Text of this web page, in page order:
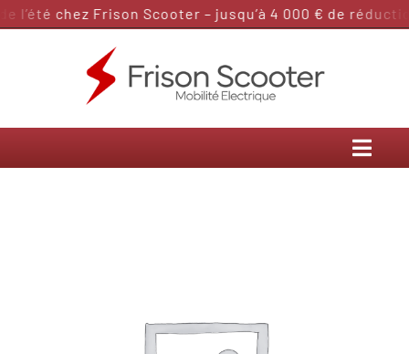
Passer
l’été chez Frison Scooter – jusqu’à 4 000 € de